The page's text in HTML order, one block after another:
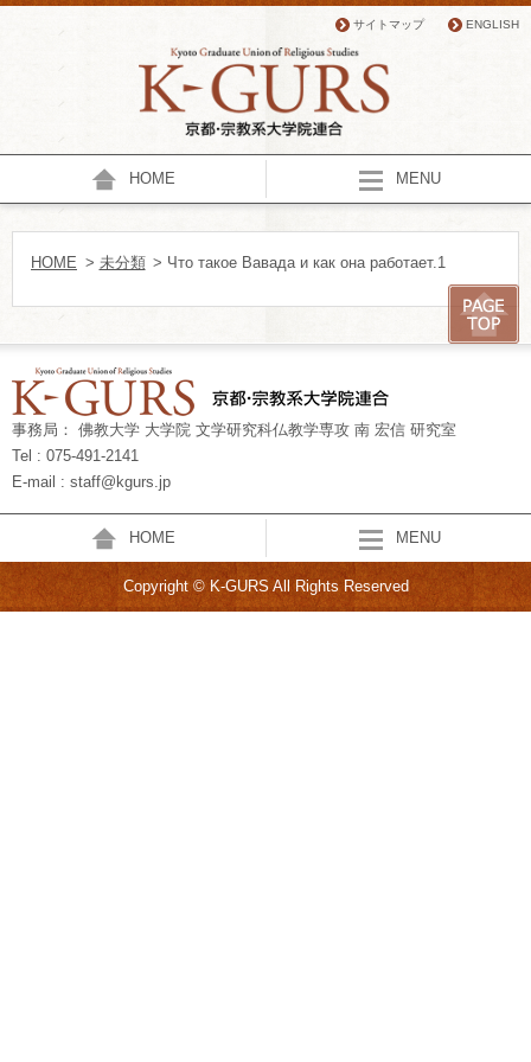
サイトマップ ENGLISH
HOME MENU
HOME > 未分類 > Что такое Вавада и как она работает.1
事務局： 佛教大学 大学院 文学研究科仏教学専攻 南 宏信 研究室
Tel : 075-491-2141
E-mail : staff@kgurs.jp
HOME MENU
Copyright © K-GURS All Rights Reserved